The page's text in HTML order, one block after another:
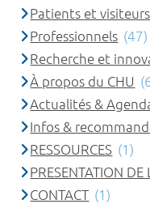
Patients et visiteurs
Professionnels (47)
Recherche et
À propos du CHU
Actualités &
Infos &
RESSOURCES (1)
PRESENTATION
CONTACT (1)